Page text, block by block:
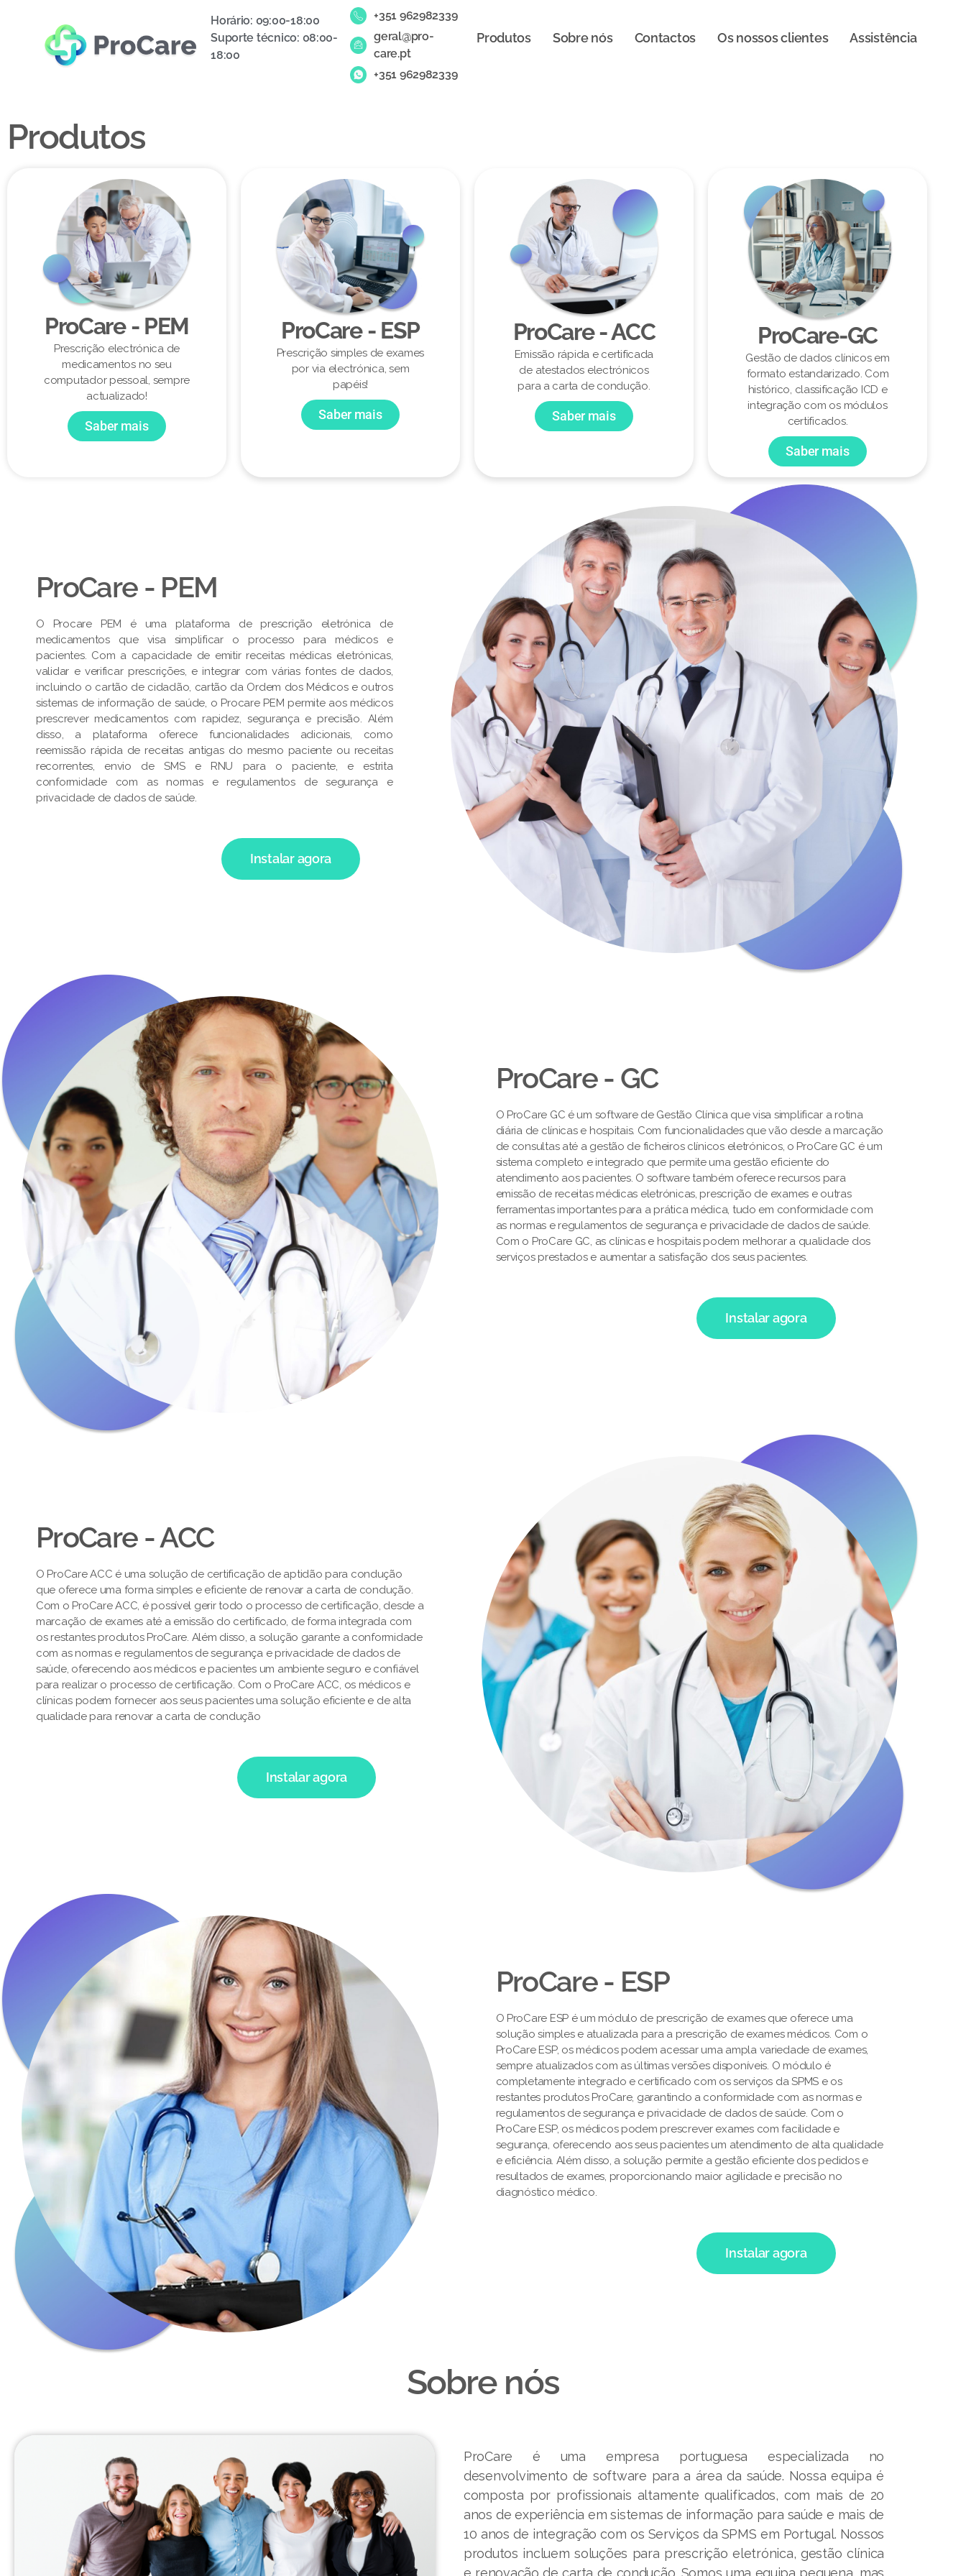
Horário: 09:00-18:00
Suporte técnico: 08:00-
18:00
+351 962982339
geral@pro-
care.pt
+351 962982339
Produtos Sobre nós Contactos Os nossos clientes Assistência
Produtos
ProCare - PEM
Prescrição electrónica de
medicamentos no seu
computador pessoal, sempre
actualizado!
Saber mais
ProCare - ESP
Prescrição simples de exames
por via electrónica, sem
papéis!
Saber mais
ProCare - ACC
Emissão rápida e certificada
de atestados electrónicos
para a carta de condução.
Saber mais
ProCare-GC
Gestão de dados clínicos em
formato estandarizado. Com
histórico, classificação ICD e
integração com os módulos
certificados.
Saber mais
ProCare - PEM​
O Procare PEM é uma plataforma de prescrição eletrónica de
medicamentos que visa simplificar o processo para médicos e
pacientes. Com a capacidade de emitir receitas médicas eletrónicas,
validar e verificar prescrições, e integrar com várias fontes de dados,
incluindo o cartão de cidadão, cartão da Ordem dos Médicos e outros
sistemas de informação de saúde, o Procare PEM permite aos médicos
prescrever medicamentos com rapidez, segurança e precisão. Além
disso, a plataforma oferece funcionalidades adicionais, como
reemissão rápida de receitas antigas do mesmo paciente ou receitas
recorrentes, envio de SMS e RNU para o paciente, e estrita
conformidade com as normas e regulamentos de segurança e
privacidade de dados de saúde.
Instalar agora
ProCare - GC
O ProCare GC é um software de Gestão Clínica que visa simplificar a rotina
diária de clínicas e hospitais. Com funcionalidades que vão desde a marcação
de consultas até a gestão de ficheiros clínicos eletrónicos, o ProCare GC é um
sistema completo e integrado que permite uma gestão eficiente do
atendimento aos pacientes. O software também oferece recursos para
emissão de receitas médicas eletrónicas, prescrição de exames e outras
ferramentas importantes para a prática médica, tudo em conformidade com
as normas e regulamentos de segurança e privacidade de dados de saúde.
Com o ProCare GC, as clínicas e hospitais podem melhorar a qualidade dos
serviços prestados e aumentar a satisfação dos seus pacientes.
Instalar agora
ProCare - ACC
O ProCare ACC é uma solução de certificação de aptidão para condução
que oferece uma forma simples e eficiente de renovar a carta de condução.
Com o ProCare ACC, é possível gerir todo o processo de certificação, desde a
marcação de exames até a emissão do certificado, de forma integrada com
os restantes produtos ProCare. Além disso, a solução garante a conformidade
com as normas e regulamentos de segurança e privacidade de dados de
saúde, oferecendo aos médicos e pacientes um ambiente seguro e confiável
para realizar o processo de certificação. Com o ProCare ACC, os médicos e
clínicas podem fornecer aos seus pacientes uma solução eficiente e de alta
qualidade para renovar a carta de condução
Instalar agora
ProCare - ESP
O ProCare ESP é um módulo de prescrição de exames que oferece uma
solução simples e atualizada para a prescrição de exames médicos. Com o
ProCare ESP, os médicos podem acessar uma ampla variedade de exames,
sempre atualizados com as últimas versões disponíveis. O módulo é
completamente integrado e certificado com os serviços da SPMS e os
restantes produtos ProCare, garantindo a conformidade com as normas e
regulamentos de segurança e privacidade de dados de saúde. Com o
ProCare ESP, os médicos podem prescrever exames com facilidade e
segurança, oferecendo aos seus pacientes um atendimento de alta qualidade
e eficiência. Além disso, a solução permite a gestão eficiente dos pedidos e
resultados de exames, proporcionando maior agilidade e precisão no
diagnóstico médico.
Instalar agora
Sobre nós
ProCare é uma empresa portuguesa especializada no
desenvolvimento de software para a área da saúde. Nossa equipa é
composta por profissionais altamente qualificados, com mais de 20
anos de experiência em sistemas de informação para saúde e mais de
10 anos de integração com os Serviços da SPMS em Portugal. Nossos
produtos incluem soluções para prescrição eletrónica, gestão clínica
e renovação de carta de condução. Somos uma equipa pequena, mas